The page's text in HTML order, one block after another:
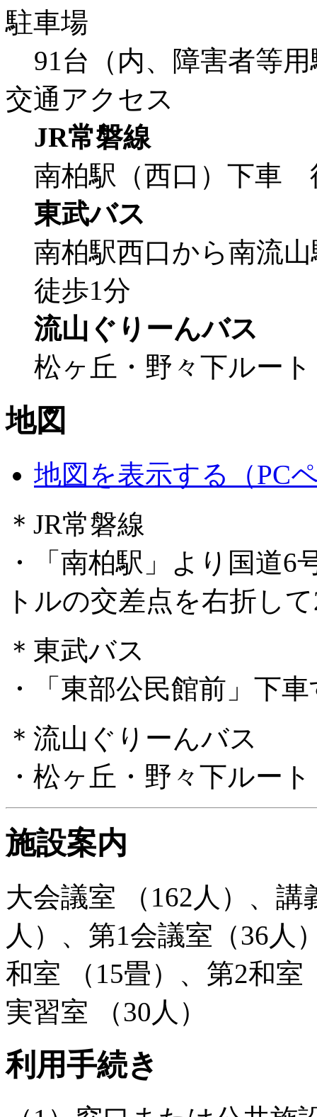
駐車場
91台（内、障害者等
交通アクセス
JR常磐線
南柏駅（西口）下車
東武バス
南柏駅西口から南流
徒歩1分
流山ぐりーんバス
松ヶ丘・野々下ルー
地図
地図を表示する（PC
＊JR常磐線
・「南柏駅」より国道6
トルの交差点を右折し
＊東武バス
・「東部公民館前」下
＊流山ぐりーんバス
・松ヶ丘・野々下ルー
施設案内
大会議室 （162人）、講
人）、第1会議室（36人
和室 （15畳）、第2和室
実習室 （30人）
利用手続き